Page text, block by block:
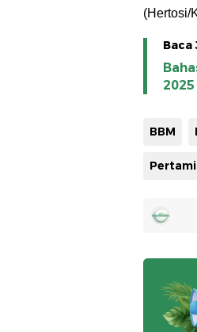
(Hertosi/
Baca
BBM